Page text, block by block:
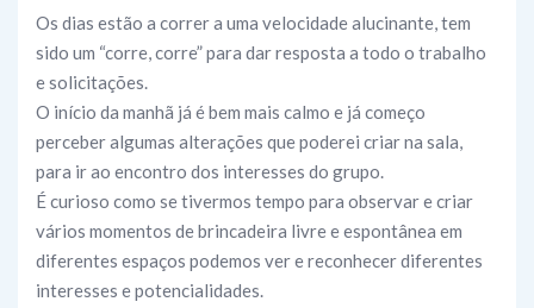
Os dias estão a correr a uma velocidade alucinante, tem
sido um “corre, corre” para dar resposta a todo o trabalho
e solicitações.
O início da manhã já é bem mais calmo e já começo
perceber algumas alterações que poderei criar na sala,
para ir ao encontro dos interesses do grupo.
É curioso como se tivermos tempo para observar e criar
vários momentos de brincadeira livre e espontânea em
diferentes espaços podemos ver e reconhecer diferentes
interesses e potencialidades.